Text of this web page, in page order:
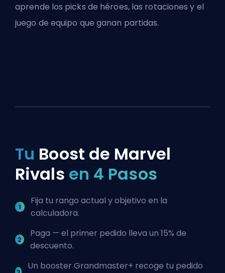
aprende los picks de héroes, las rotaciones y el
juego de equipo que ganan partidas.
Tu Boost de Marvel
Rivals en 4 Pasos
Fija tu rango actual y objetivo en la
calculadora.
Paga — el primer pedido lleva un 15% de
descuento.
Un booster Grandmaster+ recoge tu pedido